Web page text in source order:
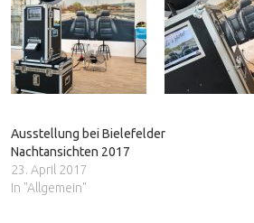
Ausstellung bei Bielefelder
Nachtansichten 2017
23. April 2017
In "Allgemein"